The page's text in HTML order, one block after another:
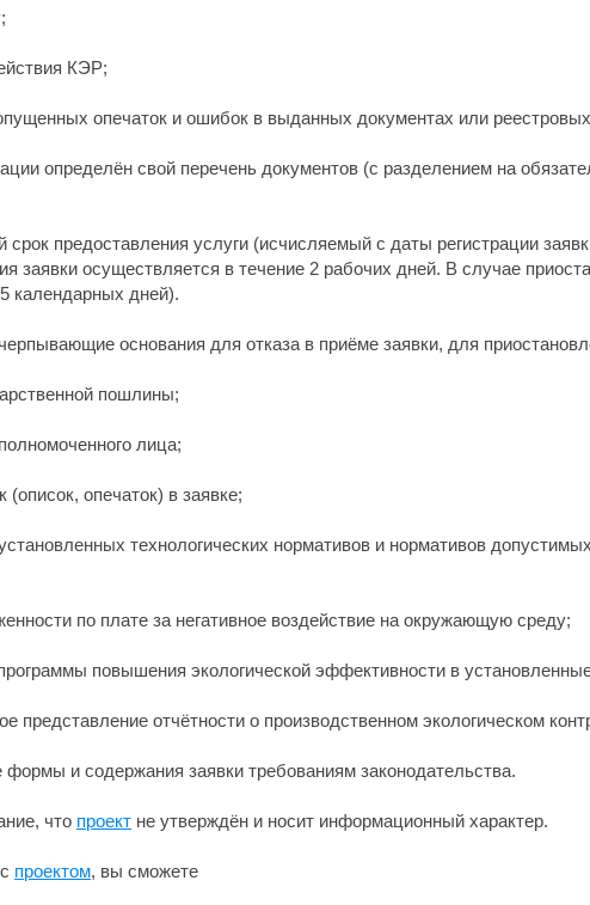
КЭР;
опечаток и ошибок в выданных документах или
определён свой перечень документов (с разделением на
предоставления услуги (исчисляемый с даты регистрации
заявки осуществляется в течение 2 рабочих дней. В случае
календарных дней).
основания для отказа в приёме заявки, для
пошлины;
лица;
опечаток) в заявке;
технологических нормативов и нормативов
по плате за негативное воздействие на окружающую среду;
повышения экологической эффективности в
представление отчётности о производственном экологическом
формы и содержания заявки требованиям законодательства.
что проект не утверждён и носит информационный характер.
проектом, вы сможете